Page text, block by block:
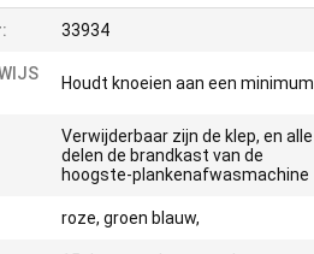
33934
Houdt knoeien aan een minimum
Verwijderbaar zijn de klep, en alle
delen de brandkast van de
hoogste-plankenafwasmachine
roze, groen blauw,